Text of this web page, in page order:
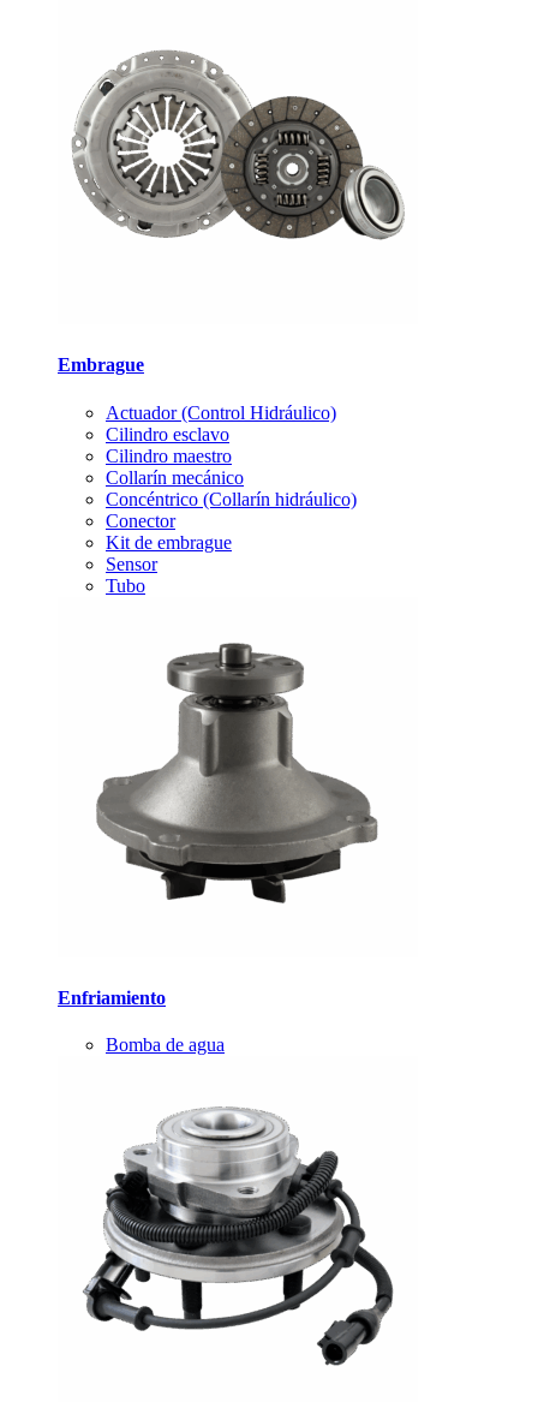
Embrague
Actuador (Control Hidráulico)
Cilindro esclavo
Cilindro maestro
Collarín mecánico
Concéntrico (Collarín hidráulico)
Conector
Kit de embrague
Sensor
Tubo
Enfriamiento
Bomba de agua